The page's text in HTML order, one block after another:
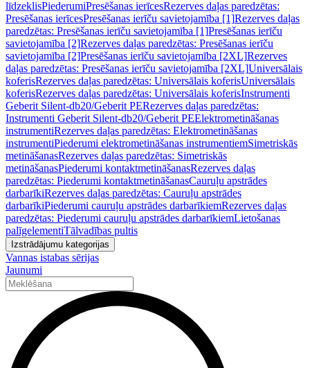
līdzeklisPiederumiPresēšanas ierīcesRezerves daļas paredzētas:
Presēšanas ierīcesPresēšanas ierīču savietojamība [1]Rezerves daļas
paredzētas: Presēšanas ierīču savietojamība [1]Presēšanas ierīču
savietojamība [2]Rezerves daļas paredzētas: Presēšanas ierīču
savietojamība [2]Presēšanas ierīču savietojamība [2XL]Rezerves
daļas paredzētas: Presēšanas ierīču savietojamība [2XL]Universālais
koferisRezerves daļas paredzētas: Universālais koferisUniversālais
koferisRezerves daļas paredzētas: Universālais koferisInstrumenti
Geberit Silent-db20/Geberit PERezerves daļas paredzētas:
Instrumenti Geberit Silent-db20/Geberit PEElektrometināšanas
instrumentiRezerves daļas paredzētas: Elektrometināšanas
instrumentiPiederumi elektrometināšanas instrumentiemSimetriskās
metināšanasRezerves daļas paredzētas: Simetriskās
metināšanasPiederumi kontaktmetināšanasRezerves daļas
paredzētas: Piederumi kontaktmetināšanasCauruļu apstrādes
darbarīkiRezerves daļas paredzētas: Cauruļu apstrādes
darbarīkiPiederumi cauruļu apstrādes darbarīkiemRezerves daļas
paredzētas: Piederumi cauruļu apstrādes darbarīkiemLietošanas
palīgelementiTālvadības pultis
Izstrādājumu kategorijas
Vannas istabas sērijas
Jaunumi